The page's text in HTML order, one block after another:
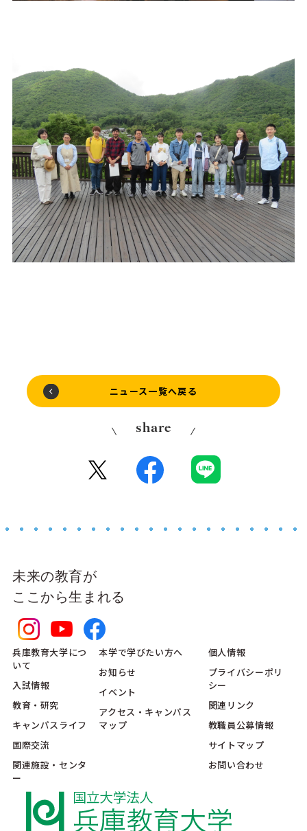
ニュース一覧へ戻る
share
未来の教育が
ここから生まれる
兵庫教育大学につ
いて
入試情報
教育・研究
キャンパスライフ
国際交流
関連施設・センタ
ー
本学で学びたい方へ
お知らせ
イベント
アクセス・キャンパス
マップ
個人情報
プライバシーポリ
シー
関連リンク
教職員公募情報
サイトマップ
お問い合わせ